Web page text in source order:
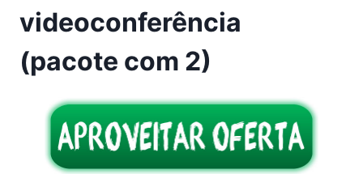
videoconferência
(pacote com 2)